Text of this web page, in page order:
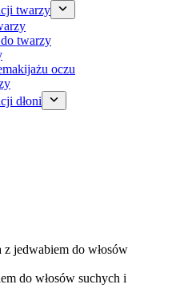
twarzy
twarzy
oczu
dłoni
do włosów suchych i